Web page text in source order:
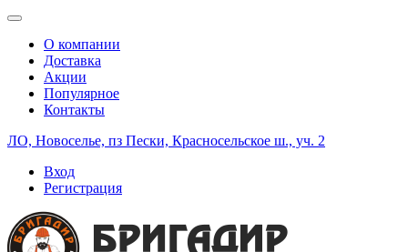
О компании
Доставка
Акции
Популярное
Контакты
ЛО, Новоселье, пз Пески, Красносельское ш., уч. 2
Вход
Регистрация